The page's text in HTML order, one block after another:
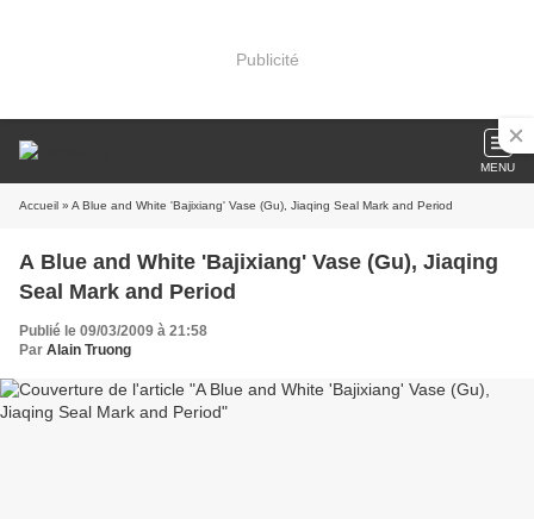
Publicité
MENU
Accueil » A Blue and White 'Bajixiang' Vase (Gu), Jiaqing Seal Mark and Period
A Blue and White 'Bajixiang' Vase (Gu), Jiaqing
Seal Mark and Period
Publié le 09/03/2009 à 21:58
Par Alain Truong